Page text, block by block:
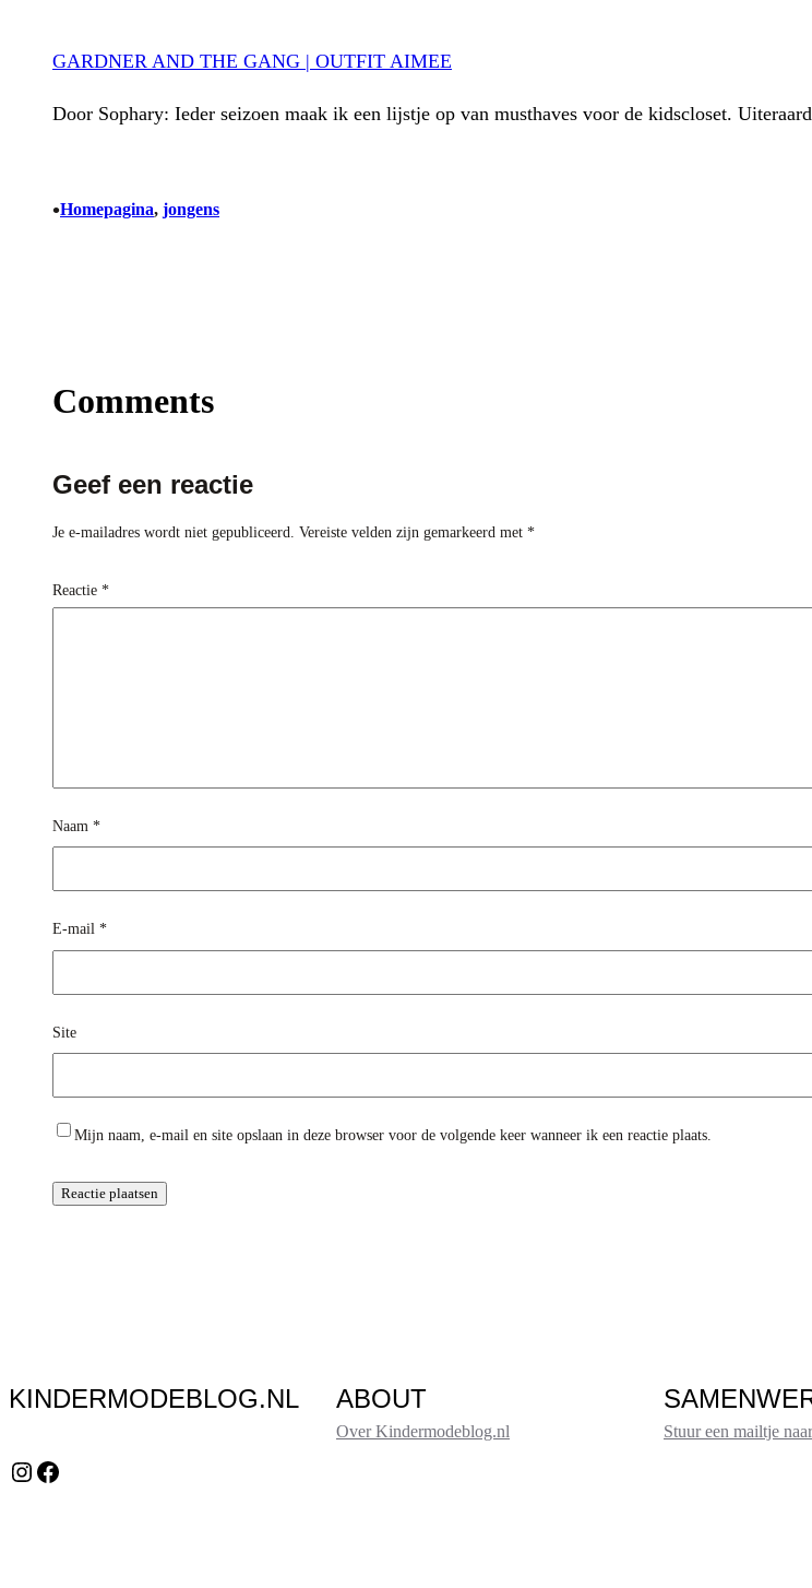
GARDNER AND THE GANG | OUTFIT AIMEE
Door Sophary: Ieder seizoen maak ik een lijstje op van musthaves voor de kidscloset.
•Homepagina, jongens
Comments
Geef een reactie
Je e-mailadres wordt niet gepubliceerd. Vereiste velden zijn gemarkeerd met *
Reactie *
Naam *
E-mail *
Site
Mijn naam, e-mail en site opslaan in deze browser voor de volgende keer wanneer ik een reactie plaats.
KINDERMODEBLOG.NL
Instagram Facebook
ABOUT
Over Kindermodeblog.nl Stuur een mailtje